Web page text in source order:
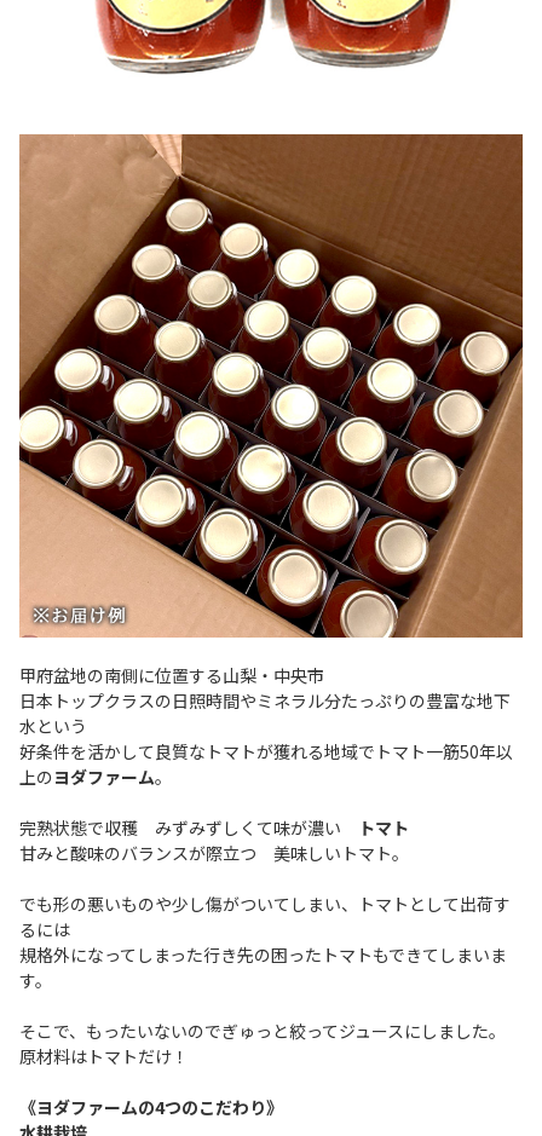
甲府盆地の南側に位置する山梨・中央市
日本トップクラスの日照時間やミネラル分たっぷりの豊富な地下
水という
好条件を活かして良質なトマトが獲れる地域でトマト一筋50年以
上のヨダファーム。
完熟状態で収穫 みずみずしくて味が濃い
トマト
甘みと酸味のバランスが際立つ 美味しいトマト。
でも形の悪いものや少し傷がついてしまい、トマトとして出荷す
るには
規格外になってしまった行き先の困ったトマトもできてしまいま
す。
そこで、もったいないのでぎゅっと絞ってジュースにしました。
原材料はトマトだけ！
《ヨダファームの4つのこだわり》